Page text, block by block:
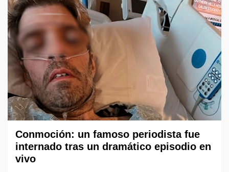
Conmoción: un famoso periodista fue
internado tras un dramático episodio en
vivo